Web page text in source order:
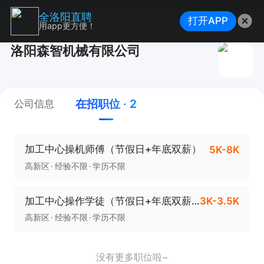
洛阳森智机械有限公司
公司信息 在招职位 · 2
加工中心操机师傅（节假日+年底双薪） 5K-8K
高新区 经验不限 学历不限
加工中心操作学徒（节假日+年底双薪）3K-3.5K
高新区 经验不限 学历不限
没有更多职位啦~
全洛阳直聘
用app更方便！ 打开APP